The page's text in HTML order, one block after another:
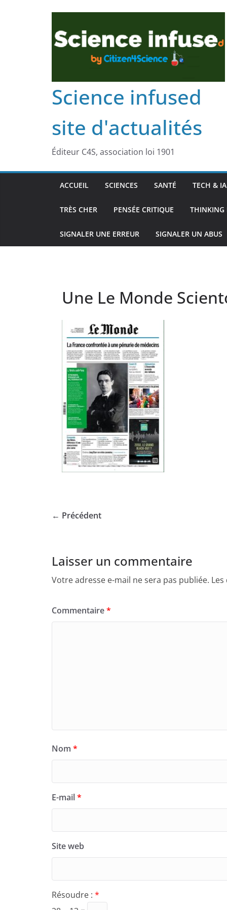
Science infused
site d'actualités
Éditeur C4S, association loi 1901
ACCUEIL SCIENCES SANTÉ TECH & IA
TRÈS CHER PENSÉE CRITIQUE THINKING
SIGNALER UNE ERREUR SIGNALER UN ABUS
Une Le Monde
← Précédent
Laisser un commentaire
Votre adresse e-mail ne sera pas publiée.
Commentaire*
Nom *
E-mail*
Site web
Résoudre : *